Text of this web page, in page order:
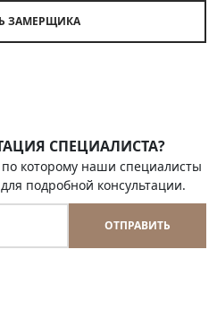
ВЫЗВАТЬ ЗАМЕРЩИКА
СПЕЦИАЛИСТА?
которому наши специалисты
подробной консультации.
ОТПРАВИТЬ